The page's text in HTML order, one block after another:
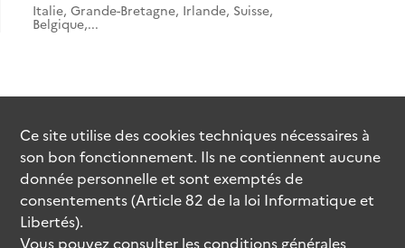
Italie, Grande-Bretagne, Irlande, Suisse,
Belgique,...
Ce site utilise descookiestechniques nécessaires à
son bon fonctionnement. Ils ne contiennent aucune
donnée personnelle et sont exemptés de
consentements (Article 82 de la loi Informatique et
Libertés).
Vous pouvez consulter les conditions générales